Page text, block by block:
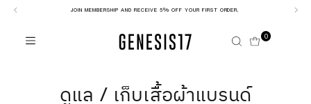
JOIN MEMBERSHIP AND RECEIVE 5% OFF YOUR FIRST ORDER,
0
ดูแล / เก็บเสื้อผ้าแบรนด์